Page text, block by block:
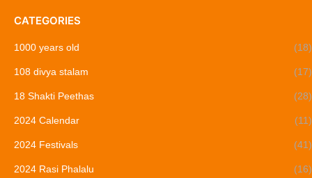
CATEGORIES
1000 years old (18)
108 divya stalam (17)
18 Shakti Peethas (28)
2024 Calendar (11)
2024 Festivals (41)
2024 Rasi Phalalu (16)